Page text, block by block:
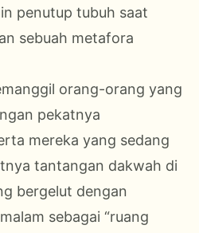
penutup tubuh saat
sebuah metafora
orang-orang yang
pekatnya
mereka yang sedang
tantangan dakwah di
bergelut dengan
sebagai “ruang